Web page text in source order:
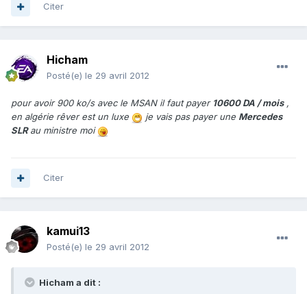
Citer
Hicham
Posté(e) le 29 avril 2012
pour avoir 900 ko/s avec le MSAN il faut payer 10600 DA / mois,
en algérie rêver est un luxe
je vais pas payer une Mercedes
SLRau ministre moi
Citer
kamui13
Posté(e) le 29 avril 2012
Hicham a dit :